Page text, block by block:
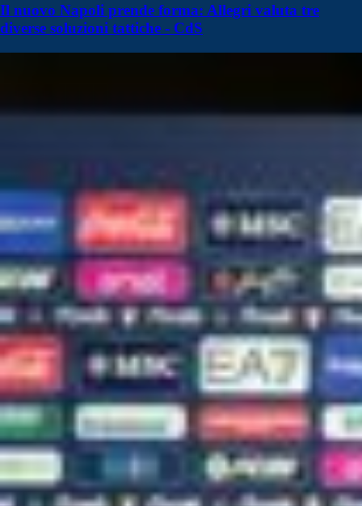
Il nuovo Napoli prende forma: Allegri valuta tre
diverse soluzioni tattiche - CdS